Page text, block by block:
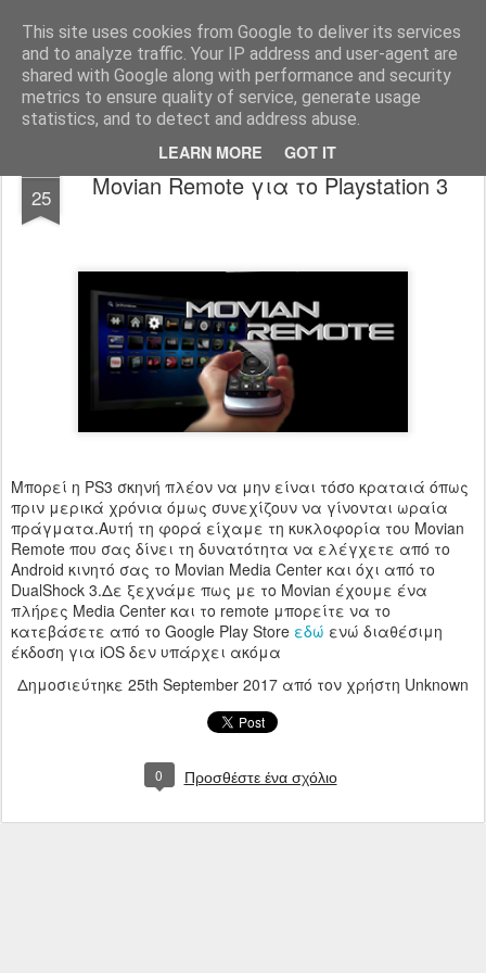
This site uses cookies from Google to deliver its services
and to analyze traffic. Your IP address and user-agent are
shared with Google along with performance and security
metrics to ensure quality of service, generate usage
statistics, and to detect and address abuse.
LEARN MORE GOT IT
www.psjailbreak.gr Καλωσήρθατε στο No1 site για τις κονσόλες Playstation στην Ελλάδα
Pages
25 Movian Remote για το Playstation 3
Μπορεί η PS3 σκηνή πλέον να μην είναι τόσο κραταιά όπως
πριν μερικά χρόνια όμως συνεχίζουν να γίνονται ωραία
πράγματα.Αυτή τη φορά είχαμε τη κυκλοφορία του Movian
Remote που σας δίνει τη δυνατότητα να ελέγχετε από το
Android κινητό σας το Movian Media Center και όχι από το
DualShock 3.Δε ξεχνάμε πως με το Movian έχουμε ένα
πλήρες Media Center και το remote μπορείτε να το
κατεβάσετε από το Google Play Store εδώ ενώ διαθέσιμη
έκδοση για iOS δεν υπάρχει ακόμα
Δημοσιεύτηκε 25th September 2017 από τον χρήστη Unknown
0 Προσθέστε ένα σχόλιο